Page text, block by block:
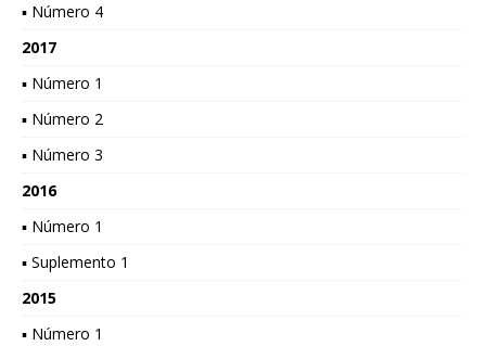
▪ Número 4
2017
▪ Número 1
▪ Número 2
▪ Número 3
2016
▪ Número 1
▪ Suplemento 1
2015
▪ Número 1